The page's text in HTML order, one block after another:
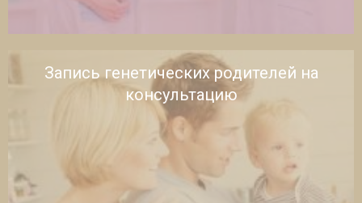
Запись генетических родителей на
консультацию